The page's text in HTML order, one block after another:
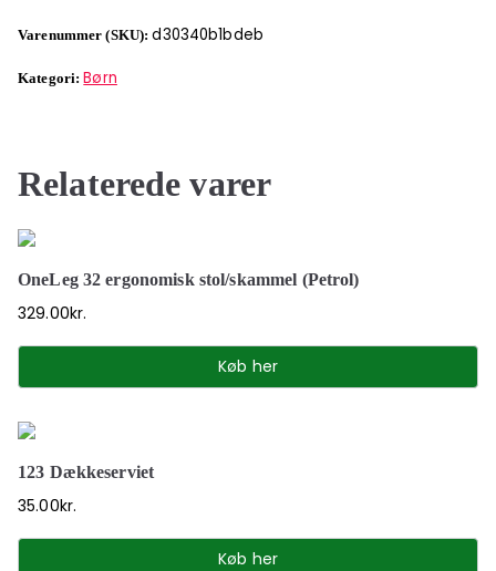
Varenummer (SKU):d30340b1bdeb
Kategori: Børn
Relaterede varer
OneLeg 32 ergonomisk stol/skammel (Petrol)
329.00kr.
Køb her
123 Dækkeserviet
35.00kr.
Køb her